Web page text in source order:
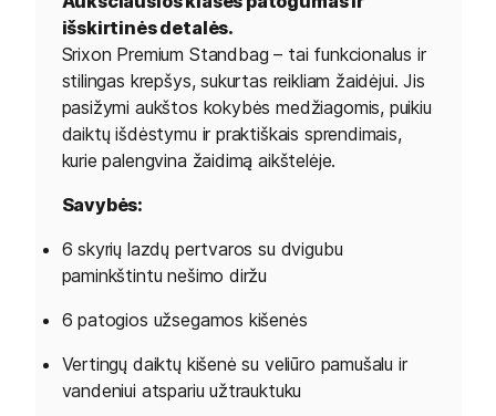
išskirtinės detalės.
Srixon Premium Standbag – tai funkcionalus ir
stilingas krepšys, sukurtas reikliam žaidėjui. Jis
pasižymi aukštos kokybės medžiagomis, puikiu
daiktų išdėstymu ir praktiškais sprendimais,
kurie palengvina žaidimą aikštelėje.
Savybės:
6 skyrių lazdų pertvaros su dvigubu
paminkštintu nešimo diržu
6 patogios užsegamos kišenės
Vertingų daiktų kišenė su veliūro pamušalu ir
vandeniui atspariu užtrauktuku